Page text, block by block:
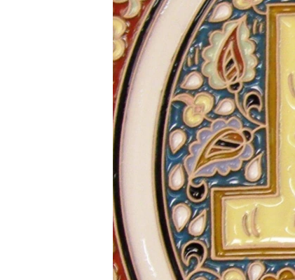
КРЫМ.НЕПОКОРЕННЫЙ
УКРАИНСКАЯ ПРОБЛЕМА КРЫМА